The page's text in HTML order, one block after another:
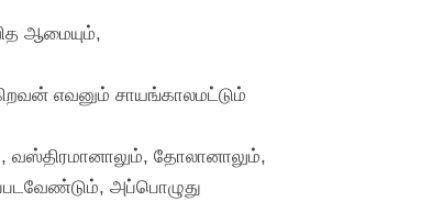
ஆமையும்,
எவனும் சாயங்காலமட்டும்
வஸ்திரமானாலும், தோலானாலும்,
அப்பொழுது